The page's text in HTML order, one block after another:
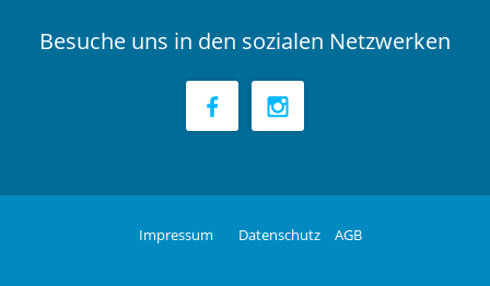
Besuche uns in den sozialen Netzwerken
Impressum Datenschutz AGB